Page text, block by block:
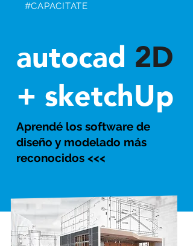
#CAPACITATE
autocad 2D
+ sketchUp
Aprendé los software de
diseño y modelado más
reconocidos <<<